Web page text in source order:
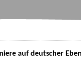
auf deutscher